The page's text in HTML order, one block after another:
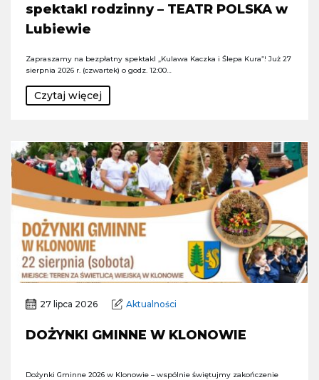
spektakl rodzinny – TEATR POLSKA w
Lubiewie
Zapraszamy na bezpłatny spektakl „Kulawa Kaczka i Ślepa Kura”! Już 27
sierpnia 2026 r. (czwartek) o godz. 12:00…
Czytaj więcej
27 lipca 2026 Aktualności
DOŻYNKI GMINNE W KLONOWIE
Dożynki Gminne 2026 w Klonowie – wspólnie świętujmy zakończenie